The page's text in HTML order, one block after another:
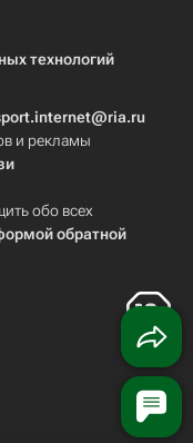
технологий
и рекламы
обо всех
обратной